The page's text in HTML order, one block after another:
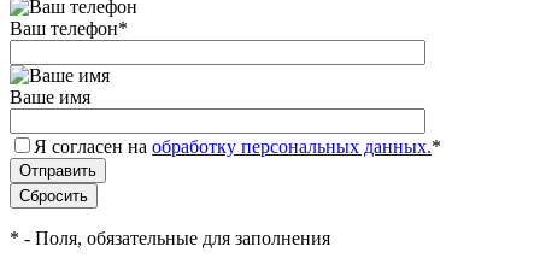
Ваш телефон*
Ваше имя
Я согласен на обработку персональных данных.*
* - Поля, обязательные для заполнения